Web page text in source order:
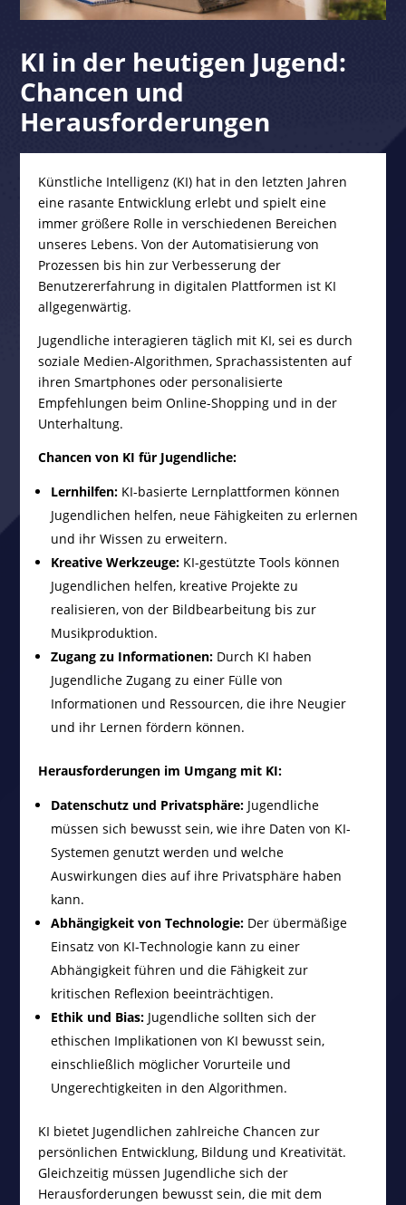
KI in der heutigen Jugend:
Chancen und
Herausforderungen
Künstliche Intelligenz (KI) hat in den letzten Jahren
eine rasante Entwicklung erlebt und spielt eine
immer größere Rolle in verschiedenen Bereichen
unseres Lebens. Von der Automatisierung von
Prozessen bis hin zur Verbesserung der
Benutzererfahrung in digitalen Plattformen ist KI
allgegenwärtig.
Jugendliche interagieren täglich mit KI, sei es durch
soziale Medien-Algorithmen, Sprachassistenten auf
ihren Smartphones oder personalisierte
Empfehlungen beim Online-Shopping und in der
Unterhaltung.
Chancen von KI für Jugendliche:
Lernhilfen: KI-basierte Lernplattformen können
Jugendlichen helfen, neue Fähigkeiten zu erlernen
und ihr Wissen zu erweitern.
Kreative Werkzeuge: KI-gestützte Tools können
Jugendlichen helfen, kreative Projekte zu
realisieren, von der Bildbearbeitung bis zur
Musikproduktion.
Zugang zu Informationen: Durch KI haben
Jugendliche Zugang zu einer Fülle von
Informationen und Ressourcen, die ihre Neugier
und ihr Lernen fördern können.
Herausforderungen im Umgang mit KI:
Datenschutz und Privatsphäre: Jugendliche
müssen sich bewusst sein, wie ihre Daten von KI-
Systemen genutzt werden und welche
Auswirkungen dies auf ihre Privatsphäre haben
kann.
Abhängigkeit von Technologie: Der übermäßige
Einsatz von KI-Technologie kann zu einer
Abhängigkeit führen und die Fähigkeit zur
kritischen Reflexion beeinträchtigen.
Ethik und Bias: Jugendliche sollten sich der
ethischen Implikationen von KI bewusst sein,
einschließlich möglicher Vorurteile und
Ungerechtigkeiten in den Algorithmen.
KI bietet Jugendlichen zahlreiche Chancen zur
persönlichen Entwicklung, Bildung und Kreativität.
Gleichzeitig müssen Jugendliche sich der
Herausforderungen bewusst sein, die mit dem